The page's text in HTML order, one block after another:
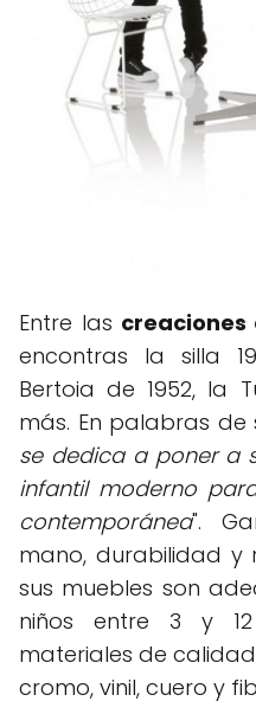
Entre las creaciones
encontras la silla
Bertoia de 1952, la
más. En palabras de
se dedica a poner a
infantil moderno
contemporánea".
mano, durabilidad y
sus muebles son
niños entre 3 y
materiales de
cromo, vinil, cuero y